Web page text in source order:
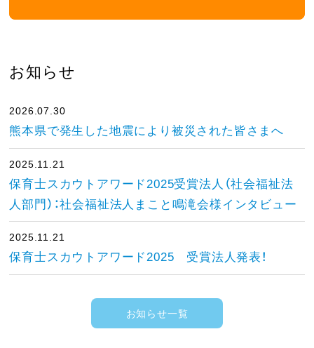
お知らせ
2026.07.30
熊本県で発生した地震により被災された皆さまへ
2025.11.21
保育士スカウトアワード2025受賞法人（社会福祉法
人部門）：社会福祉法人まこと鳴滝会様インタビュー
2025.11.21
保育士スカウトアワード2025 受賞法人発表！
お知らせ一覧